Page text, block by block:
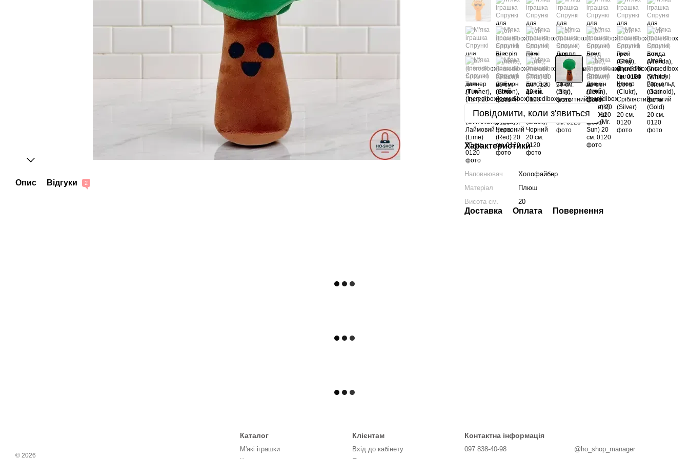
Опис Відгуки 2
Повідомити, коли з'явиться
Характеристики
Наповнювач
Холофайбер
Матеріал
Плюш
Висота см.
20
Доставка Оплата Повернення
© 2026
Каталог
М'які іграшки
Клієнтам
Вхід до кабінету
Контактна інформація
097 838-40-98 @ho_shop_manager